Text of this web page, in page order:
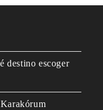
destino escoger